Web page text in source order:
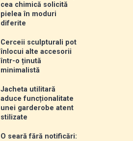
cea chimică solicită
pielea în moduri
diferite
Cerceii sculpturali pot
înlocui alte accesorii
într-o ținută
minimalistă
Jacheta utilitară
aduce funcționalitate
unei garderobe atent
stilizate
O seară fără notificări: